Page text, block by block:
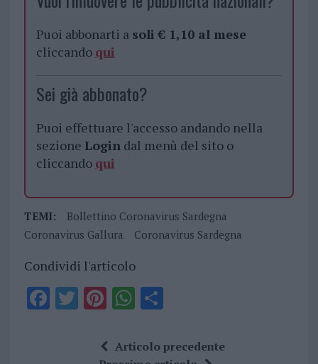
Puoi abbonarti a soli € 1,10 al mese
cliccando qui
Sei già abbonato?
Puoi effettuare l'accesso andando nella
sezione Logindal menù del sito o
cliccando qui
TEMI:
Bollettino Coronavirus Sardegna
Coronavirus Gallura
Coronavirus Sardegna
Condividi l'articolo
F T Pi
te
W
at
S
a
Articolo precedente